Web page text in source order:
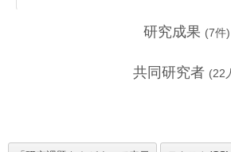
研究成果 (7件)
共同研究者 (22